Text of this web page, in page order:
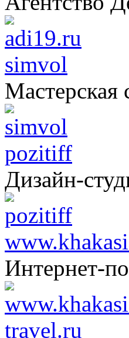
simvol
pozitiff
Дизайн-
Интернет-